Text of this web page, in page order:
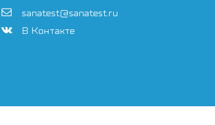
sanatest@sanatest.ru
В Контакте